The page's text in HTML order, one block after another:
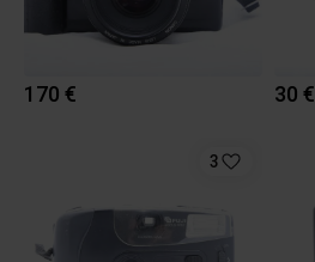
170 € 30 €
3